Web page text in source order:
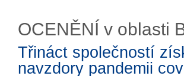
OCENĚNÍ v oblasti
Třináct společností
navzdory pandemii